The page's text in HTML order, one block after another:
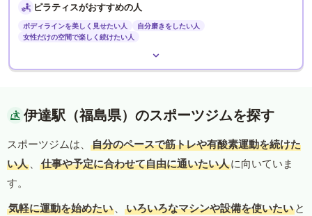
ピラティスがおすすめの人
ボディラインを美しく見せたい人
自分磨きをしたい人
女性だけの空間で楽しく続けたい人
伊達駅（福島県）のスポーツジムを探す
スポーツジムは、
自分のペースで筋トレや有酸素運動を続けた
い人 、 仕事や予定に合わせて自由に通いたい人に向いていま
す。
気軽に運動を始めたい 、 いろいろなマシンや設備を使いたい と